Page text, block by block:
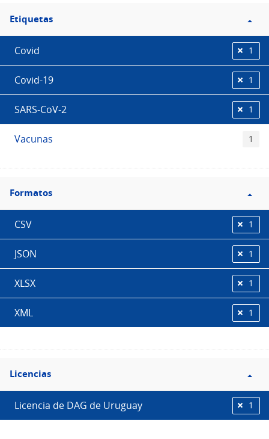
Filtro
Etiquetas
Etiquetas
Covid 1
Covid-19 1
SARS-CoV-2 1
Vacunas 1
Filtro
Formatos
Formatos
CSV 1
JSON 1
XLSX 1
XML 1
Filtro
Licencias
Licencias
Licencia de DAG de Uruguay 1